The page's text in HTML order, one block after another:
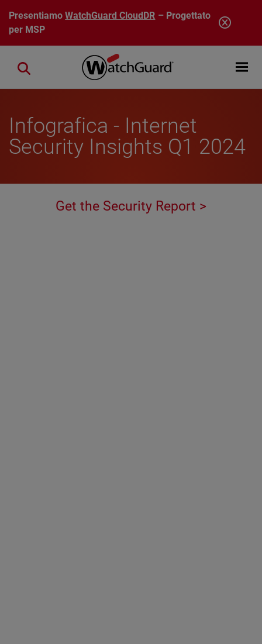
Salta al contenuto principale
PresentiamoWatchGuard CloudDR – Progettato
per MSP
Open
Close search
Infografica - Internet
Security Insights Q1 2024
Get the Security Report >